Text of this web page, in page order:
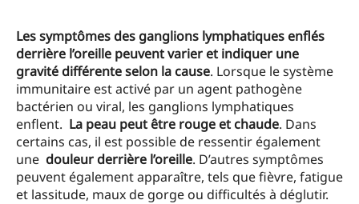
Les symptômes des ganglions lymphatiques enflés
derrière l’oreille peuvent varier et indiquer une
gravité différente selon la cause. Lorsque le système
immunitaire est activé par un agent pathogène
bactérien ou viral, les ganglions lymphatiques
enflent. La peau peut être rouge et chaude. Dans
certains cas, il est possible de ressentir également
une douleur derrière l’oreille. D’autres symptômes
peuvent également apparaître, tels que fièvre, fatigue
et lassitude, maux de gorge ou difficultés à déglutir.